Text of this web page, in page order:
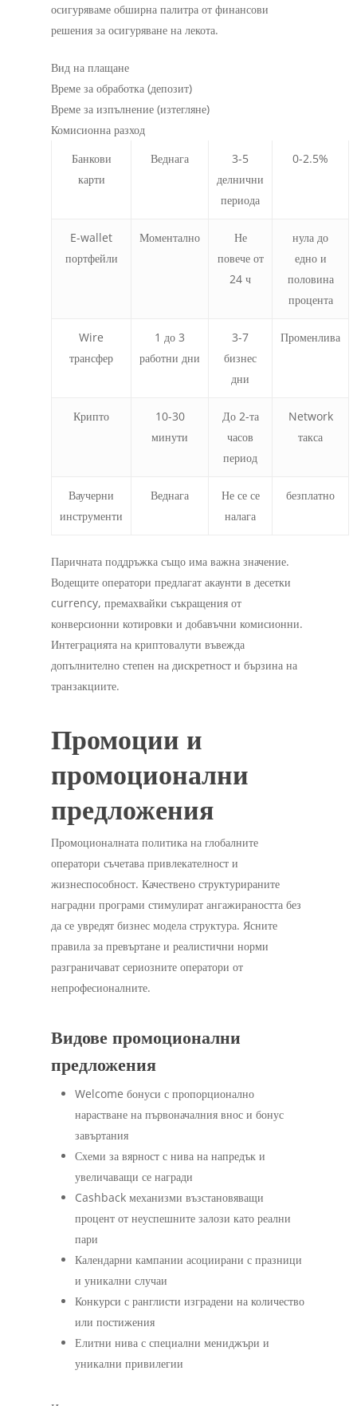
осигуряваме обширна палитра от финансови
решения за осигуряване на лекота.
Вид на плащане
Време за обработка (депозит)
Време за изпълнение (изтегляне)
Комисионна разход
Банкови
карти
Веднага
3-5
делнични
периода
0-2.5%
E-wallet
портфейли
Моментално
Не
повече от
24 ч
нула до
едно и
половина
процента
Wire
трансфер
1 до 3
работни дни
3-7
бизнес
дни
Променлива
Крипто
10-30
минути
До 2-та
часов
период
Network
такса
Ваучерни
инструменти
Веднага
Не се се
налага
безплатно
Паричната поддръжка също има важна значение.
Водещите оператори предлагат акаунти в десетки
currency, премахвайки съкращения от
конверсионни котировки и добавъчни комисионни.
Интеграцията на криптовалути въвежда
допълнително степен на дискретност и бързина на
транзакциите.
Промоции и
промоционални
предложения
Промоционалната политика на глобалните
оператори съчетава привлекателност и
жизнеспособност. Качествено структурираните
наградни програми стимулират ангажираността без
да се увредят бизнес модела структура. Ясните
правила за превъртане и реалистични норми
разграничават сериозните оператори от
непрофесионалните.
Видове промоционални
предложения
Welcome бонуси с пропорционално
нарастване на първоначалния внос и бонус
завъртания
Схеми за вярност с нива на напредък и
увеличаващи се награди
Cashback механизми възстановяващи
процент от неуспешните залози като реални
пари
Календарни кампании асоциирани с празници
и уникални случаи
Конкурси с ранглисти изградени на количество
или постижения
Елитни нива с специални мениджъри и
уникални привилегии